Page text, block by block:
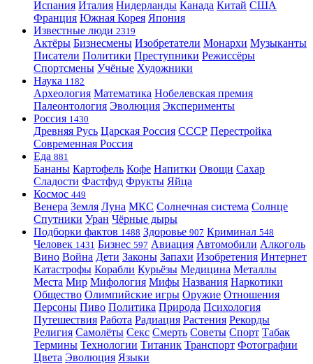
Испания Италия Нидерланды Канада Китай США
Франция Южная Корея Япония
Известные люди 2319
Актёры Бизнесмены Изобретатели Монархи Музыканты
Писатели Политики Преступники Режиссёры
Спортсмены Учёные Художники
Наука 1182
Археология Математика Нобелевская премия
Палеонтология Эволюция Эксперименты
Россия 1430
Древняя Русь Царская Россия СССР Перестройка
Современная Россия
Еда 881
Бананы Картофель Кофе Напитки Овощи Сахар
Сладости Фастфуд Фрукты Яйца
Космос 449
Венера Земля Луна МКС Солнечная система Солнце
Спутники Уран Чёрные дыры
Подборки фактов 1488 Здоровье 907 Криминал 548
Человек 1431 Бизнес 597 Авиация Автомобили Алкоголь
Вино Война Дети Законы Запахи Изобретения Интернет
Катастрофы Корабли Курьёзы Медицина Металлы
Места Мир Мифология Мифы Названия Наркотики
Общество Олимпийские игры Оружие Отношения
Персоны Пиво Политика Природа Психология
Путешествия Работа Радиация Растения Рекорды
Религия Самолёты Секс Смерть Советы Спорт Табак
Термины Технологии Титаник Транспорт Фотографии
Цвета Эволюция Языки